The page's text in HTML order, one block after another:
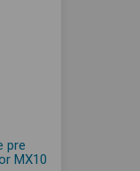
pre
MX10